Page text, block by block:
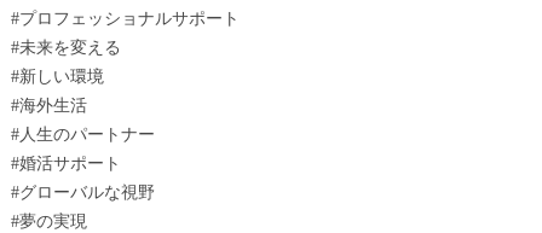
#プロフェッショナルサポート
#未来を変える
#新しい環境
#海外生活
#人生のパートナー
#婚活サポート
#グローバルな視野
#夢の実現